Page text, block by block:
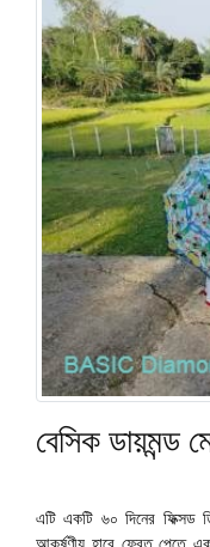
বেসিক ডায়মন্ড
এটি একটি ৬০ দিনের